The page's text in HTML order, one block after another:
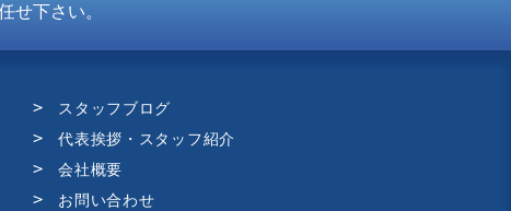
せ下さい。
スタッフブログ
代表挨拶・スタッフ紹介
会社概要
お問い合わせ